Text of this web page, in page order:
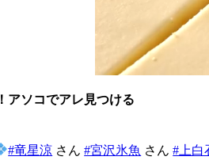
アソコでアレ見つける
#竜星涼 さん#宮沢氷魚 さん#上白